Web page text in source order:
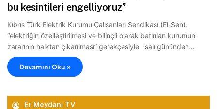
bu kesintileri engelliyoruz”
Kıbrıs Türk Elektrik Kurumu Çalışanları Sendikası (El-Sen),
“elektriğin özelleştirilmesi ve bilinçli olarak batırılan kurumun
zararının halktan çıkarılması” gerekçesiyle salı gününden…
Devamını Oku »
Er Meydanı TV